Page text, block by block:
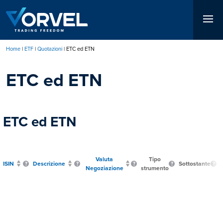
contenuto
principale
di
Home ETF Quotazioni ETC ed ETN
ETC ed ETN
ETC ed ETN
ISIN Descrizione
Valuta
Negoziazione
Tipo
strumento
Sottostante